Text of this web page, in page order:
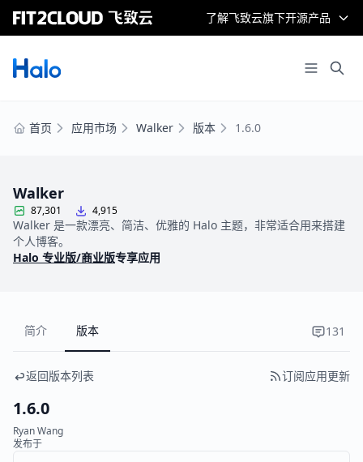
了解飞致云旗下开源产品
首页 应用市场 Walker 版本 1.6.0
Walker
87,301 4,915
Walker 是一款漂亮、简洁、优雅的 Halo 主题，非常适合用来搭建
个人博客。
Halo 专业版/商业版专享应用
简介 版本 131
返回版本列表 订阅应用更新
1.6.0
Ryan Wang
发布于